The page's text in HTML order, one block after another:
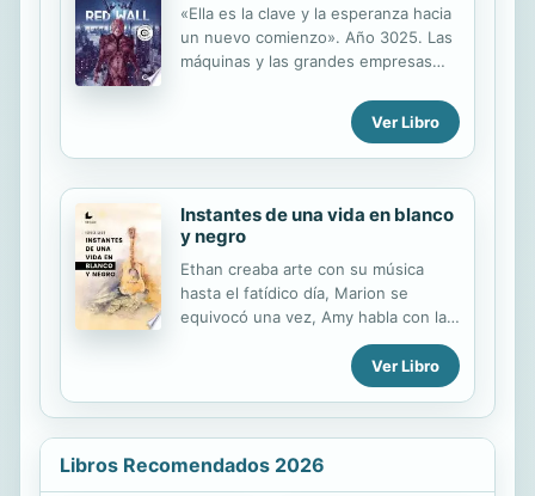
«Ella es la clave y la esperanza hacia
un nuevo comienzo». Año 3025. Las
máquinas y las grandes empresas
todo se tambalea tras la fuga de
Génesis. Entreel caos, un soldado y
una fugitiva unirán fuerzas para
Ver Libro
Instantes de una vida en blanco
y negro
Ethan creaba arte con su música
hasta el fatídico día, Marion se
equivocó una vez, Amy habla con las
flores y todos están conectados.
Ahora cabe preguntarse: ¿cuántas
caras tiene la culpa?, ¿desde qué
escondrijos nos observa?, ¿cómo
deshacerte de ella? En esta novela la
culpa no entiende ni de pasado ni de
Ver Libro
Libros Recomendados 2026